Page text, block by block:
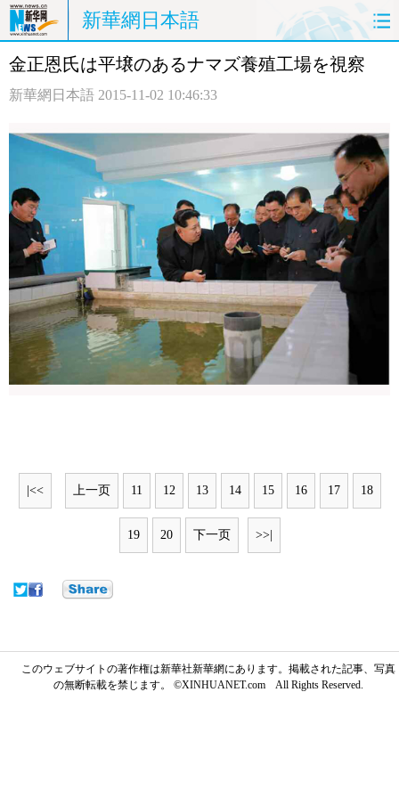
新華網日本語
ホームページ 政治 経済
観光 評論 写真
中日対訳
金正恩氏は平壌のあるナマズ養殖工場を視察
新華網日本語 2015-11-02 10:46:33
|<< 上一页 11 12 13 14 15 16 17 18
19 20 下一页 >>|
このウェブサイトの著作権は新華社新華網にあります。掲載された記事、写真
の無断転載を禁じます。 ©XINHUANET.com All Rights Reserved.